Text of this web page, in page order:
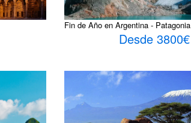
Fin de Año en Argentina - Patagonia
Desde 3800€